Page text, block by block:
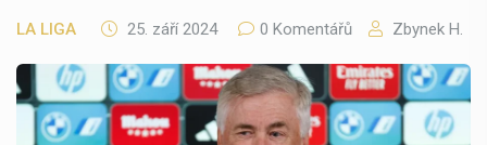
LA LIGA 25. září 2024 0 Komentářů Zbynek H.